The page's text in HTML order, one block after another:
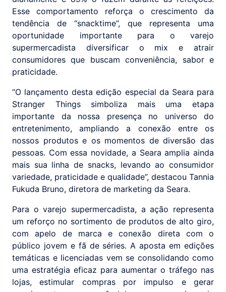
Esse comportamento reforça o crescimento da
tendência de “snacktime”, que representa uma
oportunidade importante para o varejo
supermercadista diversificar o mix e atrair
consumidores que buscam conveniência, sabor e
praticidade.
“O lançamento desta edição especial da Seara para
Stranger Things simboliza mais uma etapa
importante da nossa presença no universo do
entretenimento, ampliando a conexão entre os
nossos produtos e os momentos de diversão das
pessoas. Com essa novidade, a Seara amplia ainda
mais sua linha de snacks, levando ao consumidor
variedade, praticidade e qualidade”, destacou Tannia
Fukuda Bruno, diretora de marketing da Seara.
Para o varejo supermercadista, a ação representa
um reforço no sortimento de produtos de alto giro,
com apelo de marca e conexão direta com o
público jovem e fã de séries. A aposta em edições
temáticas e licenciadas vem se consolidando como
uma estratégia eficaz para aumentar o tráfego nas
lojas, estimular compras por impulso e gerar